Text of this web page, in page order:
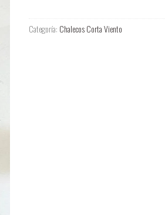
cantidad
Categoría: Chalecos Corta Viento